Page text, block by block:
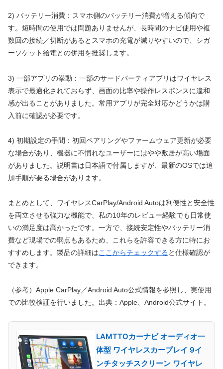
2) バッテリー消費：スマホ側のバッテリー消費が増える傾向で
す。短時間の使用では問題ありませんが、長時間のナビ使用や複
数回の接続／切断があるとスマホの充電が減りやすいので、シガ
ーソケット給電との併用を推奨します。
3) 一部アプリの挙動：一部のサードパーティアプリはワイヤレス
表示で最適化されておらず、画面の比率や操作レスポンスに違和
感が出ることがありました。常用アプリが完全対応かどうかは購
入前に確認が必要です。
4) 初期設定の手間：初回ペアリングやファームウェア更新が必要
な場合があり、機器に不慣れなユーザーにはやや敷居が高い場面
がありました。説明書は日本語で付属しますが、最新のOSでは追
加手順が要る場合があります。
まとめとして、ワイヤレスCarPlay/Android Autoは利便性と安全性
を両立させる強力な機能で、私の10年のレビュー経験でも日常使
いの満足度は高かったです。一方で、接続安定性やバッテリー消
費など現場での弱点もあるため、これらを許容できる方に特にお
すすめします。製品の詳細はここからチェックすると仕様確認が
できます。
（参考）Apple CarPlay／Android Auto公式情報を参照し、実使用
での比較検証を行いました。出典：Apple、Android公式サイト。
LAMTTOカーナビ オーディオ一
体型 ワイヤレスカープレイ 9イ
ンチタッチスクリーン ワイヤレ